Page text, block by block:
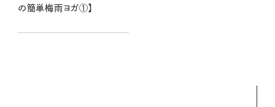
の簡単梅雨ヨガ①】